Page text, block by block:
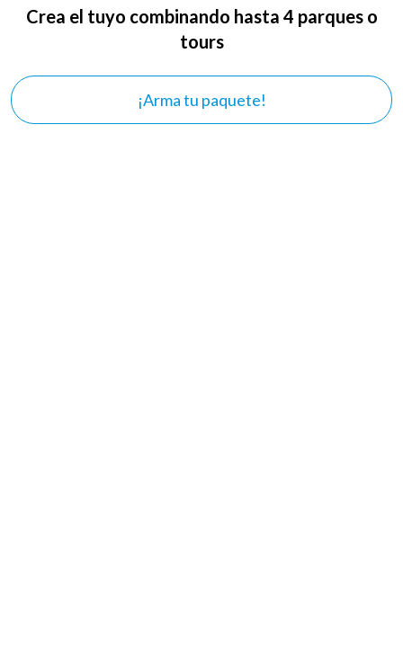
Crea el tuyo combinando hasta 4 parques o
tours
¡Arma tu paquete!